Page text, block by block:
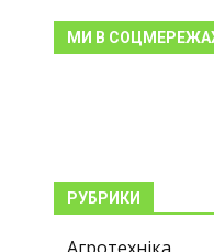
МИ В
РУБРИКИ
Агротехніка